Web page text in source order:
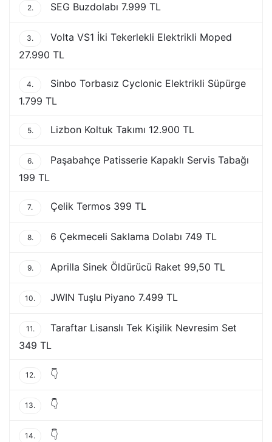
2. SEG Buzdolabı 7.999 TL
3.
Volta VS1 İki Tekerlekli Elektrikli Moped
27.990 TL
4.
Sinbo Torbasız Cyclonic Elektrikli Süpürge
1.799 TL
5. Lizbon Koltuk Takımı 12.900 TL
6.
Paşabahçe Patisserie Kapaklı Servis Tabağı
199 TL
7. Çelik Termos 399 TL
8. 6 Çekmeceli Saklama Dolabı 749 TL
9. Aprilla Sinek Öldürücü Raket 99,50 TL
10. JWIN Tuşlu Piyano 7.499 TL
11.
Taraftar Lisanslı Tek Kişilik Nevresim Set
349 TL
12. 👇
13. 👇
14. 👇